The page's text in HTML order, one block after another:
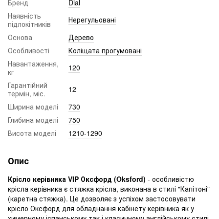
Бренд
Dial
Наявність
підлокітників
Нерегульовані
Основа
Дерево
Особливості
Коліщата прогумовані
Навантаження,
кг
120
Гарантійний
термін, міс.
12
Ширина моделі
730
Глибина моделі
750
Висота моделі
1210-1290
Опис
Крісло керівника VIP Оксфорд (Oksford) - особливістю
крісла керівника є стяжка крісла, виконана в стилі "Капітоні"
(каретна стяжка). Це дозволяє з успіхом застосовувати
крісло Оксфорд для обладнання кабінету керівника як у